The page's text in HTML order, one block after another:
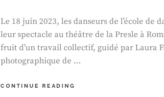
Le 18 juin 2023, les danseurs de l’école de
leur spectacle au théâtre de la Presle à
fruit d’un travail collectif, guidé par Laura
photographique de …
CONTINUE READING